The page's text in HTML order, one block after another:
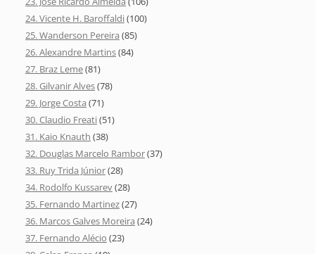
24. Vicente H. Baroffaldi(100)
25. Wanderson Pereira (85)
26. Alexandre Martins(84)
27. Braz Leme(81)
28. Gilvanir Alves(78)
29. Jorge Costa (71)
30. Claudio Freati(51)
31. Kaio Knauth (38)
32. Douglas Marcelo Rambor(37)
33. Ruy Trida Júnior(28)
34. Rodolfo Kussarev(28)
35. Fernando Martinez(27)
36. Marcos Galves Moreira (24)
37. Fernando Alécio (23)